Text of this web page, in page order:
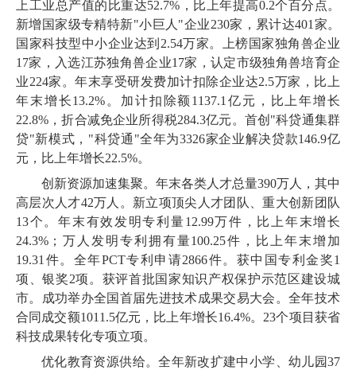
上工业总产值的比重达52.7%，比上年提高0.2个百分点。
新增国家级专精特新"小巨人"企业230家，累计达401 家。
国家科技型中小企业达到 2.54万家。上榜国家独角兽企业
17家，入选江苏独角兽企业17家，认定市级独角兽培育企
业224家。年末享受研发费加计扣除企业达2.5万家，比上
年末增长13.2%。加计扣除额1137.1 亿元，比上年增长
22.8%，折合减免企业所得税284.3亿元。首创 "科贷通集群
贷"新模式，"科贷通"全年为3326家企业解决贷款146.9亿
元，比上年增长22.5%。
创新资源加速集聚。年末各类人才总量390万人，其中
高层次人才42万人。新立项顶尖人才团队、重大创新团队
13个。年末有效发明专利量12.99万件，比上年末增长
24.3%；万人发明专利拥有量100.25件，比上年末增加
19.31 件。全年PCT专利申请2866件。获中国专利金奖1
项、银奖2项。获评首批国家知识产权保护示范区建设城
市。成功举办全国首届先进技术成果交易大会。全年技术
合同成交额1011 .5亿元，比上年增长16.4%。 23个项目获省
科技成果转化专项立项。
优化教育资源供给。全年新改扩建中小学、幼儿园37